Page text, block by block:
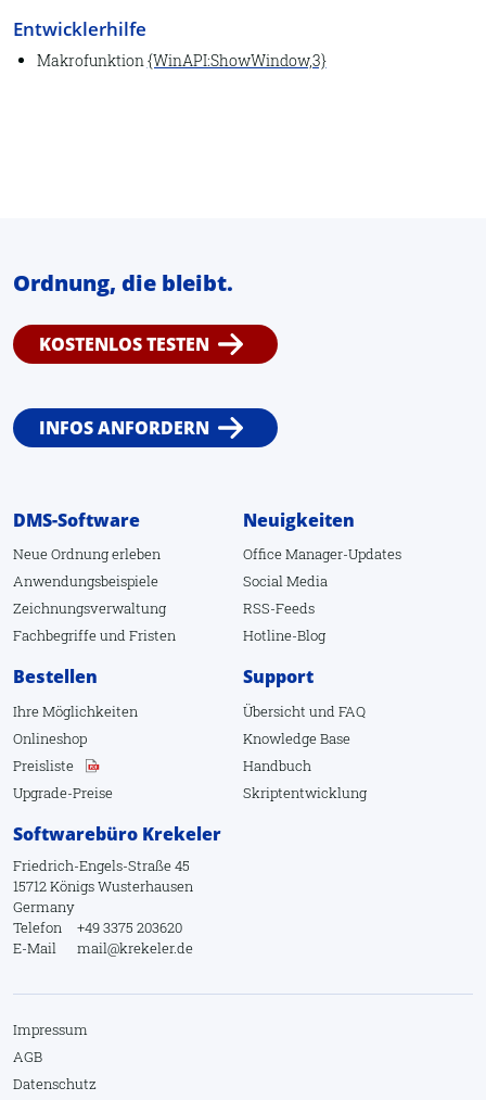
Assistent
Auswahllisten
Dateipfad öffnen
Dokument
Senden an CD
Makro ausführen
Makro-Editor
Felder leeren
Klone
Verknüpfungen
Leere Suche
Suchen
Datensatz fixieren
Volltext
Zuletzt hinzugefügt
Erweitert
Markierte
Kontakte
Entwicklerhilfe
Makrofunktion{WinAPI:ShowWindow,3}
Ordnung, die bleibt.
KOSTENLOS TESTEN
INFOS ANFORDERN
DMS-Software
Neue Ordnung erleben
Anwendungsbeispiele
Zeichnungsverwaltung
Fachbegriffeund Fristen
Neuigkeiten
Office Manager-Updates
Social Media
RSS-Feeds
Hotline-Blog
Bestellen
Ihre Möglichkeiten
Onlineshop
Preisliste
Upgrade-Preise
Support
Übersicht und FAQ
Knowledge Base
Handbuch
Skriptentwicklung
Softwarebüro Krekeler
Friedrich-Engels-Straße 45
15712 Königs Wusterhausen
Germany
Telefon
+49 3375 203620
E-Mail
mail@krekeler.de
Impressum
AGB
Datenschutz